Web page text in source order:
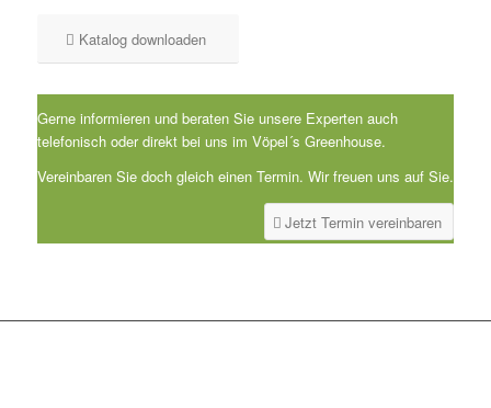
Katalog downloaden
Gerne informieren und beraten Sie unsere Experten auch
telefonisch oder direkt bei uns im Vöpel´s Greenhouse.
Vereinbaren Sie doch gleich einen Termin. Wir freuen uns auf Sie.
Jetzt Termin vereinbaren